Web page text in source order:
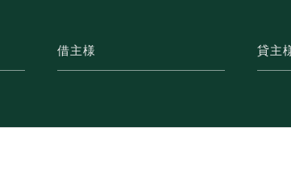
借主様 貸主